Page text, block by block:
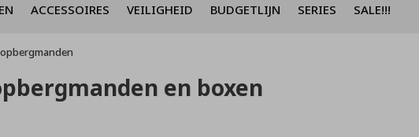
ACCESSOIRES VEILIGHEID BUDGETLIJN SERIES SALE!!!
opbergmanden
en boxen